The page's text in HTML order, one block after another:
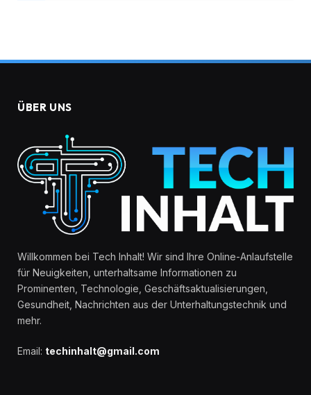
ÜBER UNS
Willkommen bei Tech Inhalt! Wir sind Ihre Online-Anlaufstelle
für Neuigkeiten, unterhaltsame Informationen zu
Prominenten, Technologie, Geschäftsaktualisierungen,
Gesundheit, Nachrichten aus der Unterhaltungstechnik und
mehr.
Email: techinhalt@gmail.com